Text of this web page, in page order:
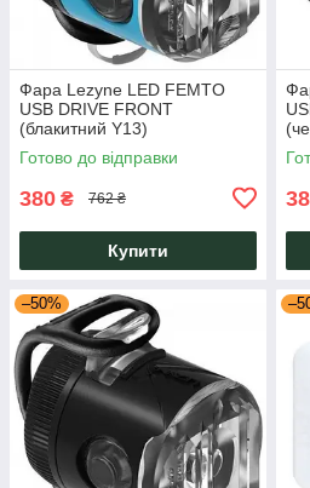
Фара Lezyne LED FEMTO
USB DRIVE FRONT
(блакитний Y13)
Готово до відправки
380 ₴ 762 ₴
Купити
–50%